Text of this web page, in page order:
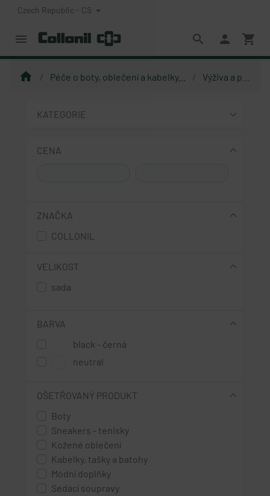
Czech Republic - CS
menu search person shopping_cart
home Péče o boty, oblečení a kabelky... Výživa a péče
KATEGORIE
CENA
ZNAČKA
COLLONIL
VELIKOST
sada
BARVA
black - černá
neutral
OŠETŘOVANÝ PRODUKT
Boty
Sneakers - tenisky
Kožené oblečení
Kabelky, tašky a batohy
Módní doplňky
Sedací soupravy